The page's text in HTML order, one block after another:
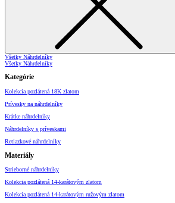
Všetky Náhrdelníky
Všetky Náhrdelníky
Kategórie
Kolekcia pozlátená 18K zlatom
Prívesky na náhrdelníky
Krátke náhrdelníky
Náhrdelníky s príveskami
Retiazkové náhrdelníky
Materiály
Strieborné náhrdelníky
Kolekcia pozlátená 14-karátovým zlatom
Kolekcia pozlátená 14-karátovým ružovým zlatom